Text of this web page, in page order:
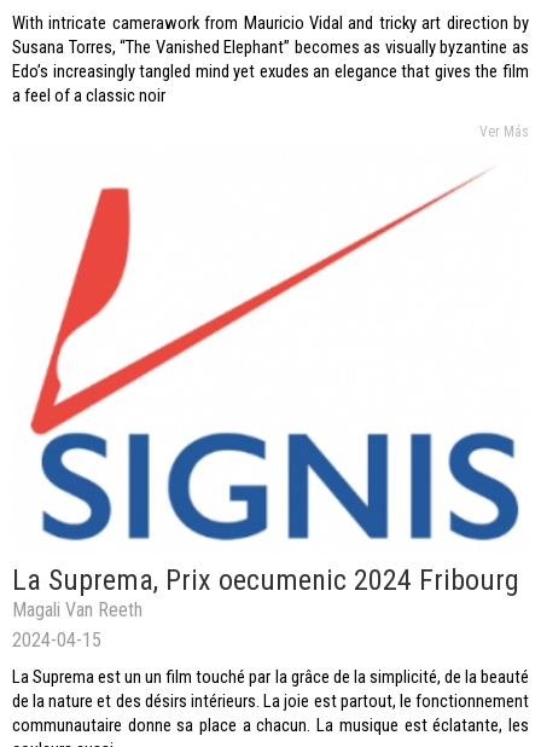
With intricate camerawork from Mauricio Vidal and tricky art direction by
Susana Torres, “The Vanished Elephant” becomes as visually byzantine as
Edo’s increasingly tangled mind yet exudes an elegance that gives the film
a feel of a classic noir
Ver Más
La Suprema, Prix oecumenic 2024 Fribourg
Magali Van Reeth
2024-04-15
La Suprema est un un film touché par la grâce de la simplicité, de la beauté
de la nature et des désirs intérieurs. La joie est partout, le fonctionnement
communautaire donne sa place a chacun. La musique est éclatante, les